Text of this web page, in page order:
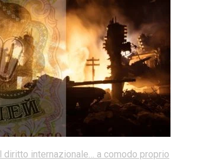
diritto internazionale… a comodo proprio